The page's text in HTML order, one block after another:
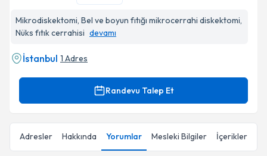
Mikrodiskektomi, Bel ve boyun fıtığı mikrocerrahi diskektomi,
Nüks fıtık cerrahisi devamı
İstanbul 1 Adres
Randevu Talep Et
Adresler Hakkında Yorumlar Mesleki Bilgiler İçerikler